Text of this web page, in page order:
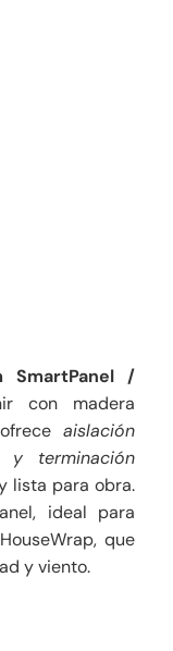
SmartPanel /
con madera
aislación
y terminación
lista para obra.
ideal para
que
y viento.